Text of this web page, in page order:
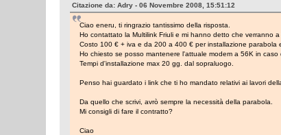
Citazione da: Adry - 06 Novembre 2008, 15:51:12
Ciao eneru, ti ringrazio tantissimo della risposta.
Ho contattato la Multilink Friuli e mi hanno detto che verranno
Costo 100 € + iva e da 200 a 400 € per installazione parabola
Ho chiesto se posso mantenere l'attuale modem a 56K in
Tempi d'installazione max 20 gg. dal sopraluogo.
Penso hai guardato i link che ti ho mandato relativi ai lavori
Da quello che scrivi, avrò sempre la necessità della parabola.
Mi consigli di fare il contratto?
Ciao